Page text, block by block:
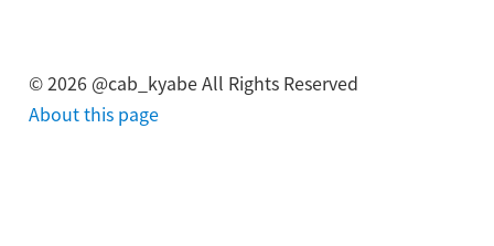
©2026 @cab_kyabe All Rights Reserved
About this page